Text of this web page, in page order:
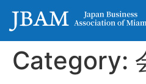
Category: